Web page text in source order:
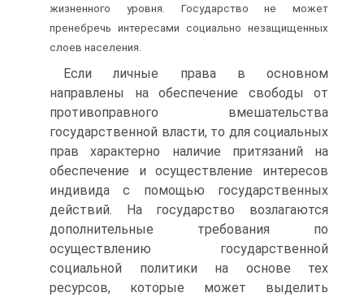
жизненного уровня. Государство не может
пренебречь интересами социально незащищенных
слоев населения.
Если личные права в основном
направлены на обеспечение свободы от
противоправного вмешательства
государственной власти, то для социальных
прав характерно наличие притязаний на
обеспечение и осуществление интересов
индивида с помощью государственных
действий. На государство возлагаются
дополнительные требования по
осуществлению государственной
социальной политики на основе тех
ресурсов, которые может выделить